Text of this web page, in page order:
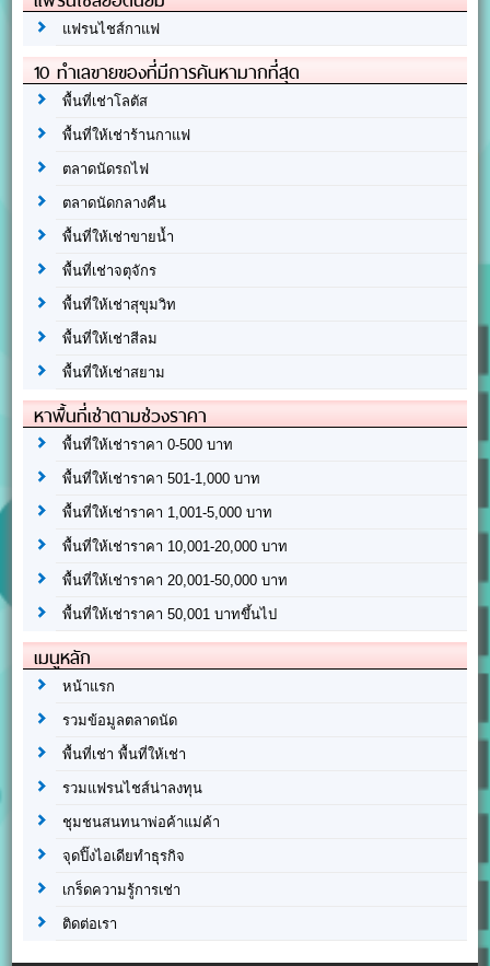
แฟรนไชส์กาแฟ
10 ทำเลขายของที่มีการค้นหามากที่สุด
พื้นที่เช่าโลตัส
พื้นที่ให้เช่าร้านกาแฟ
ตลาดนัดรถไฟ
ตลาดนัดกลางคืน
พื้นที่ให้เช่าขายน้ำ
พื้นที่เช่าจตุจักร
พื้นที่ให้เช่าสุขุมวิท
พื้นที่ให้เช่าสีลม
พื้นที่ให้เช่าสยาม
หาพื้นที่เช่าตามช่วงราคา
พื้นที่ให้เช่าราคา 0-500 บาท
พื้นที่ให้เช่าราคา 501-1,000 บาท
พื้นที่ให้เช่าราคา 1,001-5,000 บาท
พื้นที่ให้เช่าราคา 10,001-20,000 บาท
พื้นที่ให้เช่าราคา 20,001-50,000 บาท
พื้นที่ให้เช่าราคา 50,001 บาทขึ้นไป
เมนูหลัก
หน้าแรก
รวมข้อมูลตลาดนัด
พื้นที่เช่า พื้นที่ให้เช่า
รวมแฟรนไชส์น่าลงทุน
ชุมชนสนทนาพ่อค้าแม่ค้า
จุดปิ๊งไอเดียทำธุรกิจ
เกร็ดความรู้การเช่า
ติดต่อเรา